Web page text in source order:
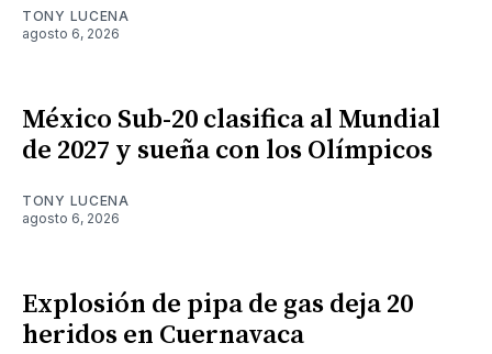
TONY LUCENA
agosto 6, 2026
México Sub-20 clasifica al Mundial
de 2027 y sueña con los Olímpicos
TONY LUCENA
agosto 6, 2026
Explosión de pipa de gas deja 20
heridos en Cuernavaca